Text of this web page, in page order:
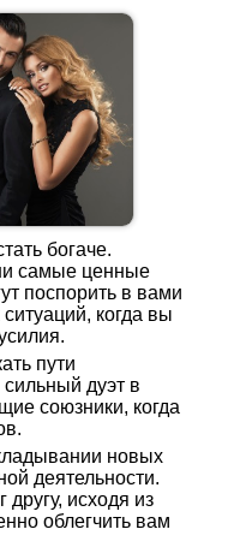
богаче.
самые ценные
поспорить в вами
когда вы
пути
дуэт в
союзники, когда
новых
деятельности.
исходя из
облегчить вам